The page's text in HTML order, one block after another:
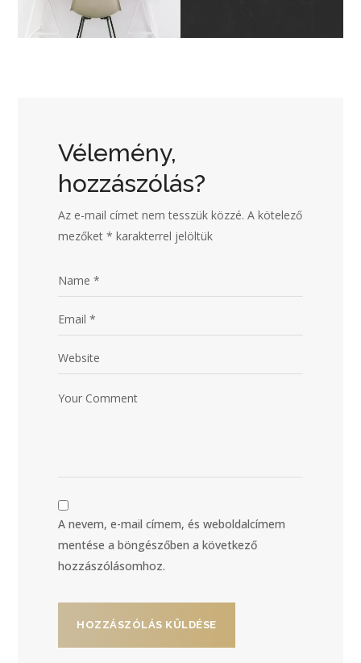
Vélemény,
hozzászólás?
Az e-mail címet nem tesszük közzé. A kötelező
mezőket* karakterrel jelöltük
A nevem, e-mail címem, és weboldalcímem
mentése a böngészőben a következő
hozzászólásomhoz.